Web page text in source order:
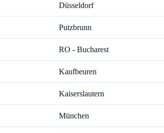
Düsseldorf
Putzbrunn
RO - Bucharest
Kaufbeuren
Kaiserslautern
München